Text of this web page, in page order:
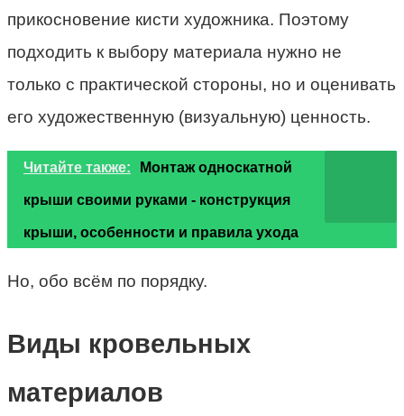
прикосновение кисти художника. Поэтому
подходить к выбору материала нужно не
только с практической стороны, но и оценивать
его художественную (визуальную) ценность.
Читайте также: Монтаж односкатной
крыши своими руками - конструкция
крыши, особенности и правила ухода
Но, обо всём по порядку.
Виды кровельных
материалов